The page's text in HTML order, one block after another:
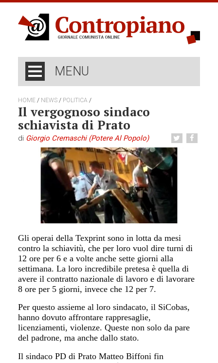
MENU
HOME / NEWS / POLITICA /
Il vergognoso sindaco
schiavista di Prato
di Giorgio Cremaschi (Potere Al Popolo)
Gli operai della Texprint sono in lotta da mesi
contro la schiavitù, che per loro vuol dire turni di
12 ore per 6 e a volte anche sette giorni alla
settimana. La loro incredibile pretesa è quella di
avere il contratto nazionale di lavoro e di lavorare
8 ore per 5 giorni, invece che 12 per 7.
Per questo assieme al loro sindacato, il SiCobas,
hanno dovuto affrontare rappresaglie,
licenziamenti, violenze. Queste non solo da pare
del padrone, ma anche dallo stato.
Il sindaco PD di Prato Matteo Biffoni fin